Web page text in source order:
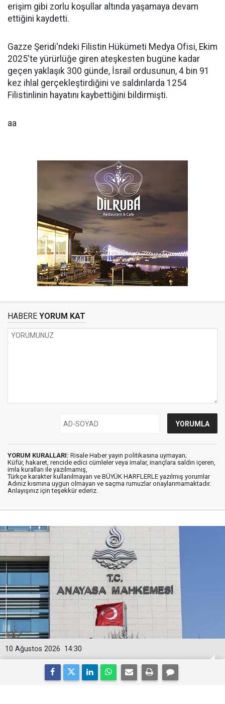
erişim gibi zorlu koşullar altında yaşamaya devam
ettiğini kaydetti.
Gazze Şeridi'ndeki Filistin Hükümeti Medya Ofisi, Ekim
2025'te yürürlüğe giren ateşkesten bugüne kadar
geçen yaklaşık 300 günde, İsrail ordusunun, 4 bin 91
kez ihlal gerçekleştirdiğini ve saldırılarda 1254
Filistinlinin hayatını kaybettiğini bildirmişti.
aa
HABERE YORUM KAT
YORUM KURALLARI: Risale Haber yayın politikasına uymayan;
Küfür, hakaret, rencide edici cümleler veya imalar, inançlara saldırı içeren,
imla kuralları ile yazılmamış,
Türkçe karakter kullanılmayan ve BÜYÜK HARFLERLE yazılmış yorumlar
Adınız kısmına uygun olmayan ve saçma rumuzlar onaylanmamaktadır.
Anlayışınız için teşekkür ederiz.
14:30
10 Ağustos 2026